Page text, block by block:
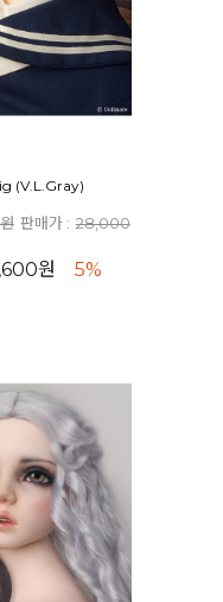
(V.L.Gray)
판매가 : 28,000
원 5%